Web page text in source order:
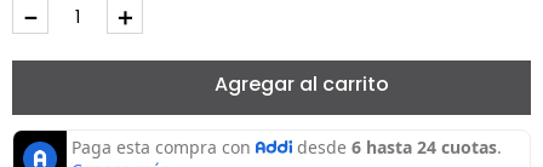
＋
－
Agregar al carrito